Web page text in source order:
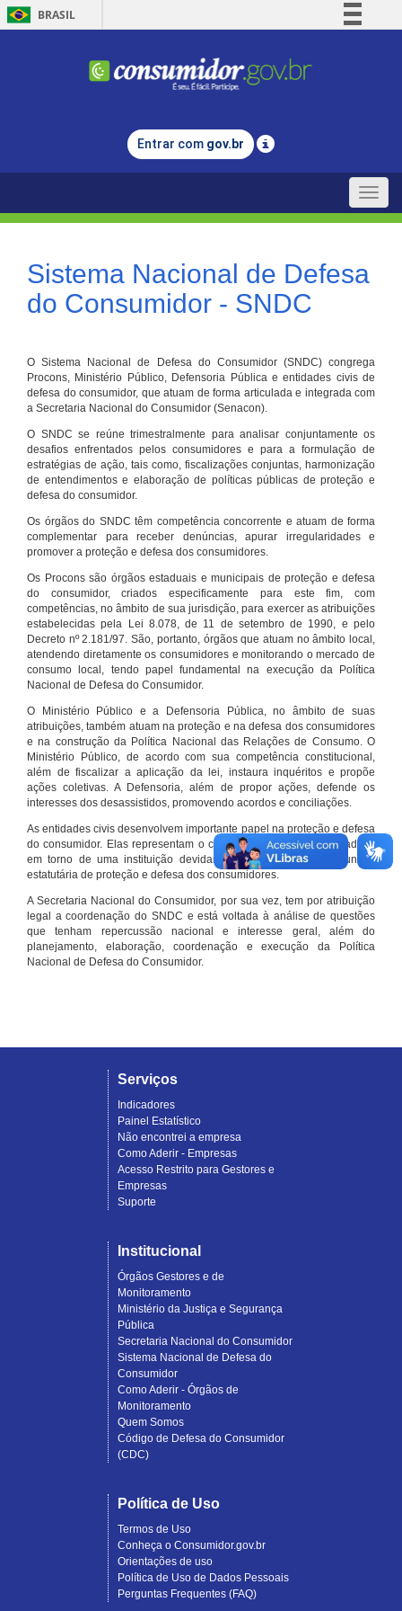
BRASIL
Comunica BR
Legislação
Entrar com gov.br
Toggle
Sistema Nacional de Defesa
do Consumidor - SNDC
O Sistema Nacional de Defesa do Consumidor (SNDC) congrega
Procons, Ministério Público, Defensoria Pública e entidades civis de
defesa do consumidor, que atuam de forma articulada e integrada com
a Secretaria Nacional do Consumidor (Senacon).
O SNDC se reúne trimestralmente para analisar conjuntamente os
desafios enfrentados pelos consumidores e para a formulação de
estratégias de ação, tais como, fiscalizações conjuntas, harmonização
de entendimentos e elaboração de políticas públicas de proteção e
defesa do consumidor.
Os órgãos do SNDC têm competência concorrente e atuam de forma
complementar para receber denúncias, apurar irregularidades e
promover a proteção e defesa dos consumidores.
Os Procons são órgãos estaduais e municipais de proteção e defesa
do consumidor, criados especificamente para este fim, com
competências, no âmbito de sua jurisdição, para exercer as atribuições
estabelecidas pela Lei 8.078, de 11 de setembro de 1990, e pelo
Decreto nº 2.181/97. São, portanto, órgãos que atuam no âmbito local,
atendendo diretamente os consumidores e monitorando o mercado de
consumo local, tendo papel fundamental na execução da Política
Nacional de Defesa do Consumidor.
O Ministério Público e a Defensoria Pública, no âmbito de suas
atribuições, também atuam na proteção e na defesa dos consumidores
e na construção da Política Nacional das Relações de Consumo. O
Ministério Público, de acordo com sua competência constitucional,
além de fiscalizar a aplicação da lei, instaura inquéritos e propõe
ações coletivas. A Defensoria, além de propor ações, defende os
interesses dos desassistidos, promovendo acordos e conciliações.
As entidades civis desenvolvem importante papel na proteção e defesa
do consumidor. Elas representam o conjunto organizado de cidadãos
em torno de uma instituição devidamente registrada e com função
estatutária de proteção e defesa dos consumidores.
A Secretaria Nacional do Consumidor, por sua vez, tem por atribuição
legal a coordenação do SNDC e está voltada à análise de questões
que tenham repercussão nacional e interesse geral, além do
planejamento, elaboração, coordenação e execução da Política
Nacional de Defesa do Consumidor.
Serviços
Indicadores
Painel Estatístico
Não encontrei a empresa
Como Aderir - Empresas
Acesso Restrito para Gestores e
Empresas
Suporte
Institucional
Órgãos Gestores e de
Monitoramento
Ministério da Justiça e Segurança
Pública
Secretaria Nacional do Consumidor
Sistema Nacional de Defesa do
Consumidor
Como Aderir - Órgãos de
Monitoramento
Quem Somos
Código de Defesa do Consumidor
(CDC)
Política de Uso
Termos de Uso
Conheça o Consumidor.gov.br
Orientações de uso
Política de Uso de Dados Pessoais
Perguntas Frequentes (FAQ)